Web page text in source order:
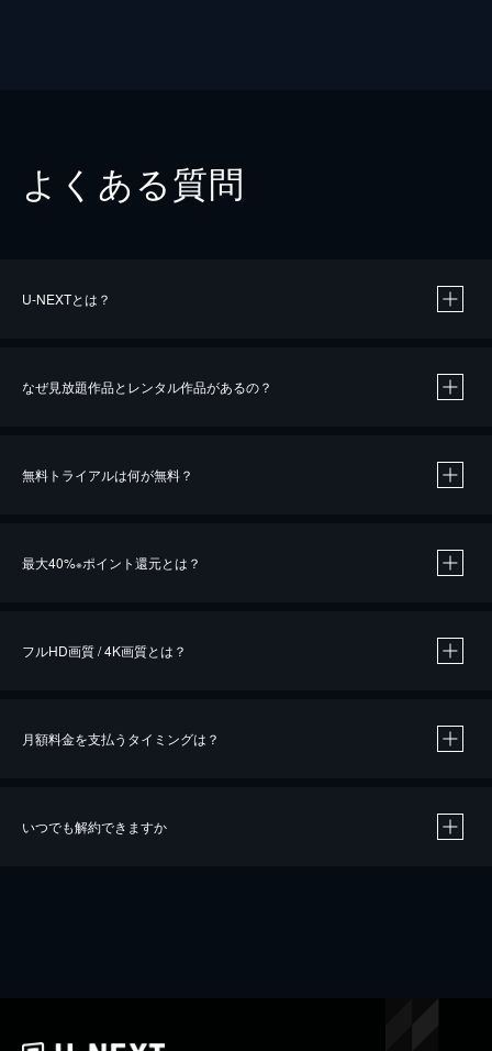
よくある質問
U-NEXTとは？
なぜ見放題作品とレンタル作品があるの？
無料トライアルは何が無料？
最大40%※ポイント還元とは？
※40％ポイント還元の対象は、クレジットカード決済による作品の購入 / レンタルです。
iOSアプリのUコイン決済による作品の購入 / レンタルは、20％のポイント還元です。
フルHD画質 / 4K画質とは？
月額料金を支払うタイミングは？
いつでも解約できますか